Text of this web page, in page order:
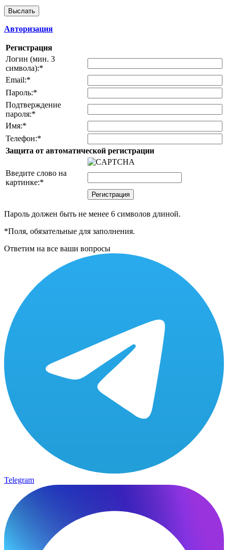
Авторизация
Регистрация
Логин (мин. 3
символа):*
Email:*
Пароль:*
Подтверждение
пароля:*
Имя:*
Телефон:*
Защита от автоматической регистрации
Введите слово на
картинке:*
Пароль должен быть не менее 6 символов длиной.
*Поля, обязательные для заполнения.
Ответим на все ваши вопросы
Telegram